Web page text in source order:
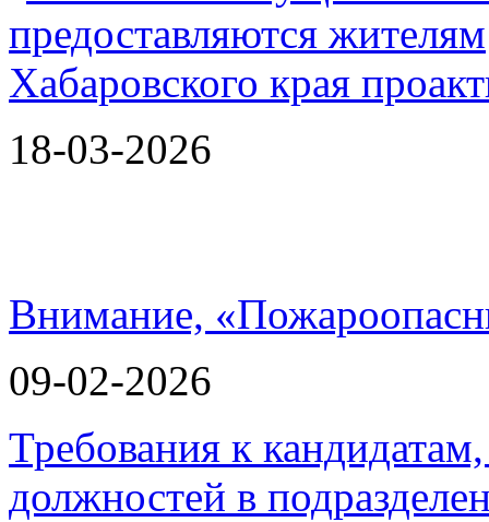
18-03-2026
Внимание,
09-02-2026
Требования к
должностей в